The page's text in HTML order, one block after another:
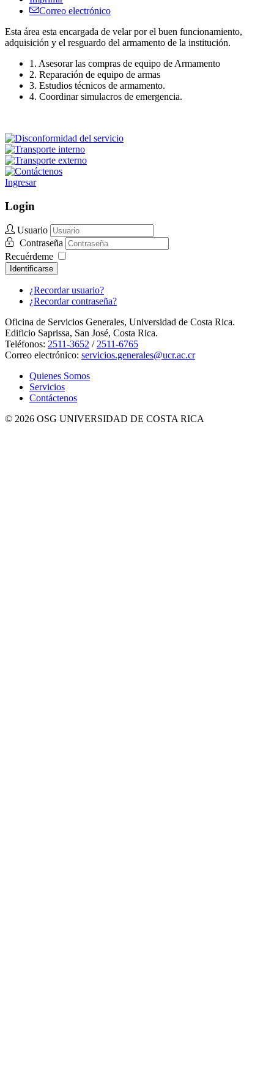
Correo electrónico
Esta área esta encargada de velar por el buen funcionamiento,
adquisición y el resguardo del armamento de la institución.
1. Asesorar las compras de equipo de Armamento
2. Reparación de equipo de armas
3. Estudios técnicos de armamento.
4. Coordinar simulacros de emergencia.
Ingresar
Login
Usuario
Contraseña
Recuérdeme
Identificarse
¿Recordar usuario?
¿Recordar contraseña?
Oficina de Servicios Generales, Universidad de Costa Rica.
Edificio Saprissa, San José, Costa Rica.
Teléfonos: 2511-3652 / 2511-6765
Correo electrónico: servicios.generales@ucr.ac.cr
Quienes Somos
Servicios
Contáctenos
© 2026 OSG UNIVERSIDAD DE COSTA RICA